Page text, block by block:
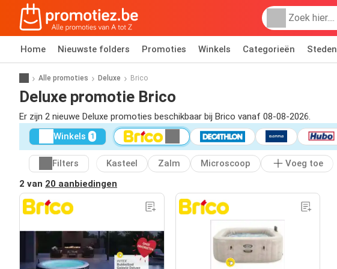
Home Nieuwste folders Promoties Winkels Categorieën Steden
Alle promoties Deluxe Brico
Deluxe promotie Brico
Er zijn 2 nieuwe Deluxe promoties beschikbaar bij Brico vanaf 08-08-2026.
Winkels 1
Filters Kasteel Zalm Microscoop
Voeg toe
2 van 20 aanbiedingen